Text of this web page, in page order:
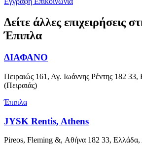
Δείτε άλλες επιχειρήσεις
Έπιπλα
ΔΙΑΦΑΝΟ
Πειραιώς 161, Αγ. Ιωάννης Ρέντης 182
(Πειραιάς)
Έπιπλα
JYSK Rentis, Athens
Pireos, Fleming &, Αθήνα 182 33, Ελλάδα,